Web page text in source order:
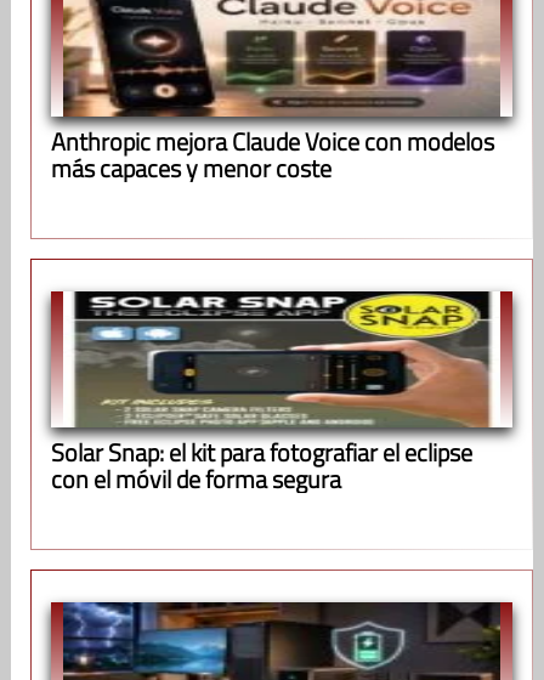
Anthropic mejora Claude Voice con modelos
más capaces y menor coste
Solar Snap: el kit para fotografiar el eclipse
con el móvil de forma segura